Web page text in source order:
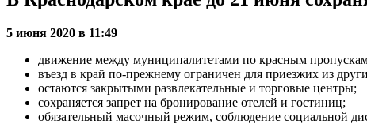
5 июня 2020 в 11:49
движение между муниципалитетами по красным
въезд в край по-прежнему ограничен для приезжих из
остаются закрытыми развлекательные и торговые центры;
сохраняется запрет на бронирование отелей и гостиниц;
обязательный масочный режим, соблюдение социальной